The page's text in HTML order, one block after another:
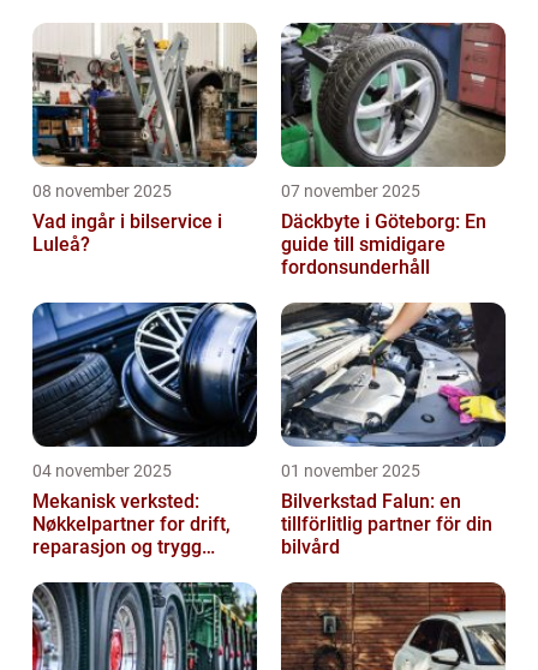
08 november 2025
Vad ingår i bilservice i
Luleå?
07 november 2025
Däckbyte i Göteborg: En
guide till smidigare
fordonsunderhåll
04 november 2025
Mekanisk verksted:
Nøkkelpartner for drift,
reparasjon og trygg
01 november 2025
Bilverkstad Falun: en
tillförlitlig partner för din
bilvård